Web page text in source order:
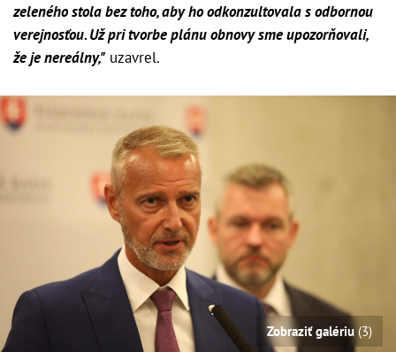
zeleného stola bez toho, aby ho odkonzultovala s odbornou
verejnosťou. Už pri tvorbe plánu obnovy sme upozorňovali,
že je nereálny," uzavrel.
Zobraziť galériu (3)